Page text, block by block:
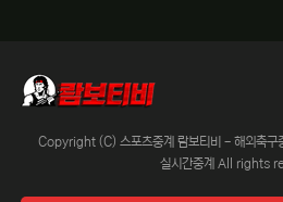
Copyright (C) 스포츠중계 람보티비 - 해외축구
실시간중계 All rights